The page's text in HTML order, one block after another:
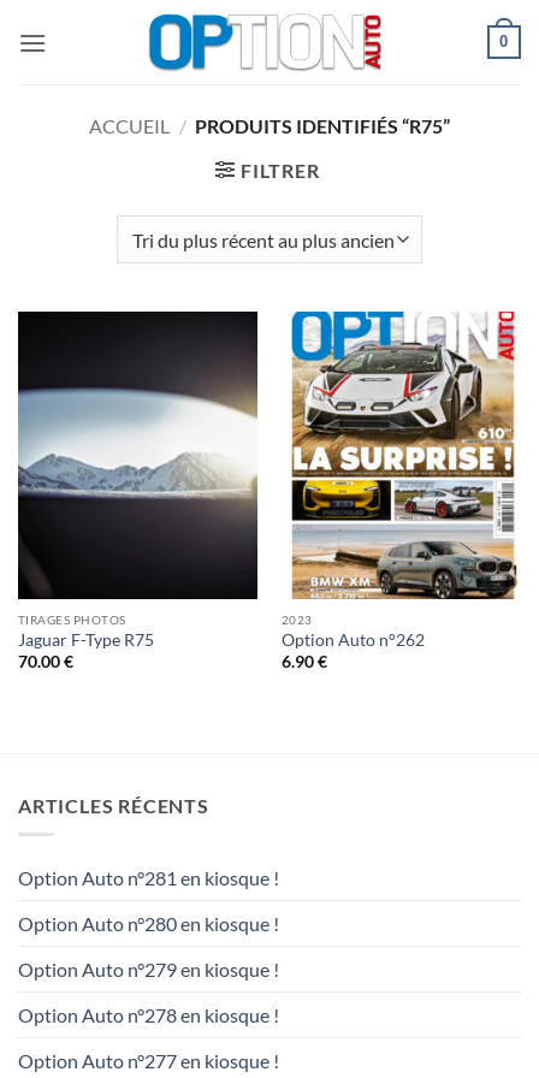
0
ACCUEIL / PRODUITS IDENTIFIÉS “R75”
FILTRER
TIRAGES PHOTOS
Jaguar F-Type R75
70.00€
2023
Option Auto n°262
6.90€
ARTICLES RÉCENTS
Option Auto n°281 en kiosque !
Option Auto n°280 en kiosque !
Option Auto n°279 en kiosque !
Option Auto n°278 en kiosque !
Option Auto n°277 en kiosque !